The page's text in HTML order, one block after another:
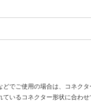
でご使用の場合は、コネク
いるコネクター形状に合わせ